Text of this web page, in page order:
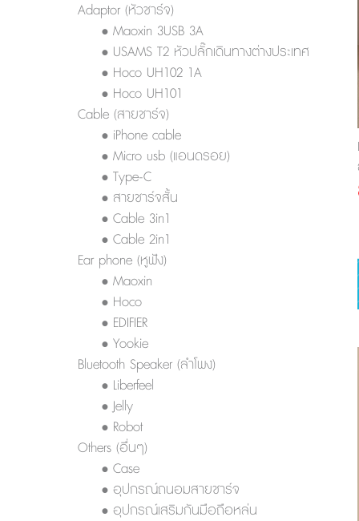
Adaptor (หัวชาร์จ)
• Maoxin 3USB 3A
• USAMS T2 หัวปลั๊กเดินทางต่างประเทศ
• Hoco UH102 1A
• Hoco UH101
Cable (สายชาร์จ)
• iPhone cable
• Micro usb (แอนดรอย)
• Type-C
• สายชาร์จสั้น
• Cable 3in1
• Cable 2in1
Ear phone (หูฟัง)
• Maoxin
• Hoco
• EDIFIER
• Yookie
Bluetooth Speaker (ลำโพง)
• Liberfeel
• Jelly
• Robot
Others (อื่นๆ)
• Case
• อุปกรณ์ถนอมสายชาร์จ
• อุปกรณ์เสริมกันมือถือหล่น